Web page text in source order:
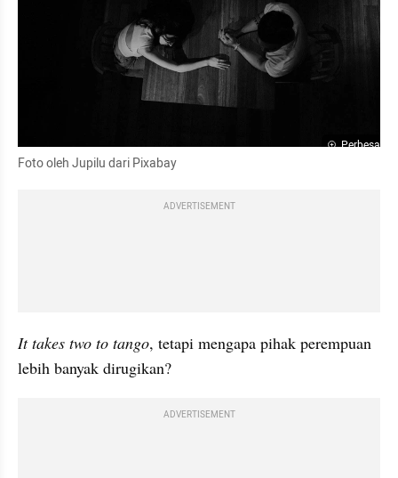
Perbesar
Foto oleh Jupilu dari Pixabay
ADVERTISEMENT
It takes two to tango, tetapi mengapa pihak perempuan
lebih banyak dirugikan?
ADVERTISEMENT